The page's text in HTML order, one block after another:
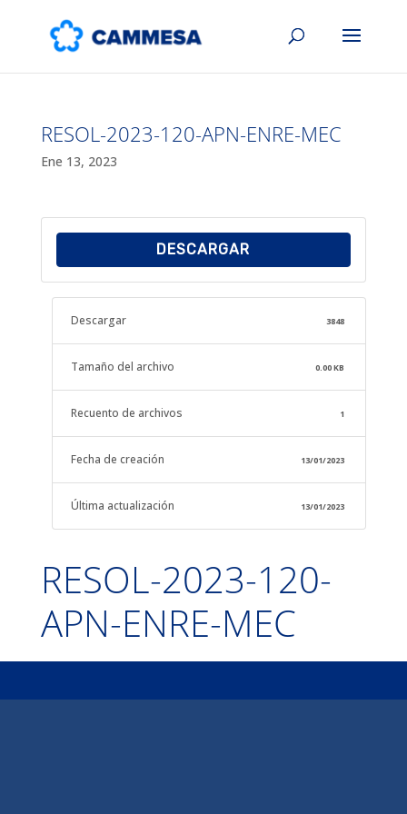
RESOL-2023-120-APN-ENRE-MEC
Ene 13, 2023
DESCARGAR
Descargar 3848
Tamaño del archivo 0.00 KB
Recuento de archivos 1
Fecha de creación 13/01/2023
Última actualización 13/01/2023
RESOL-2023-120-
APN-ENRE-MEC